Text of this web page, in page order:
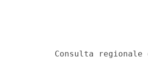
Consulta regionale